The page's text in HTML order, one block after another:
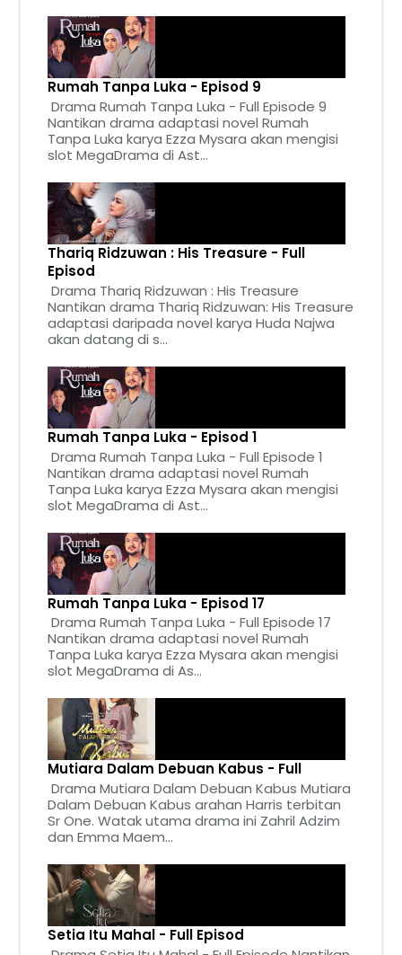
Rumah Tanpa Luka - Episod 9
Drama Rumah Tanpa Luka - Full Episode 9
Nantikan drama adaptasi novel Rumah
Tanpa Luka karya Ezza Mysara akan mengisi
slot MegaDrama di Ast...
Thariq Ridzuwan : His Treasure - Full
Episod
Drama Thariq Ridzuwan : His Treasure
Nantikan drama Thariq Ridzuwan: His Treasure
adaptasi daripada novel karya Huda Najwa
akan datang di s...
Rumah Tanpa Luka - Episod 1
Drama Rumah Tanpa Luka - Full Episode 1
Nantikan drama adaptasi novel Rumah
Tanpa Luka karya Ezza Mysara akan mengisi
slot MegaDrama di Ast...
Rumah Tanpa Luka - Episod 17
Drama Rumah Tanpa Luka - Full Episode 17
Nantikan drama adaptasi novel Rumah
Tanpa Luka karya Ezza Mysara akan mengisi
slot MegaDrama di As...
Mutiara Dalam Debuan Kabus - Full
Drama Mutiara Dalam Debuan Kabus Mutiara
Dalam Debuan Kabus arahan Harris terbitan
Sr One. Watak utama drama ini Zahril Adzim
dan Emma Maem...
Setia Itu Mahal - Full Episod